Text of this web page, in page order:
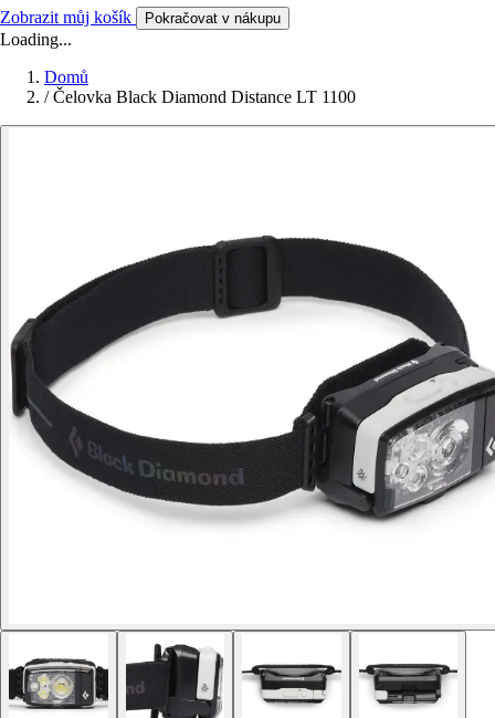
Zobrazit můj košík Pokračovat v nákupu
Loading...
Domů
/ Čelovka Black Diamond Distance LT 1100